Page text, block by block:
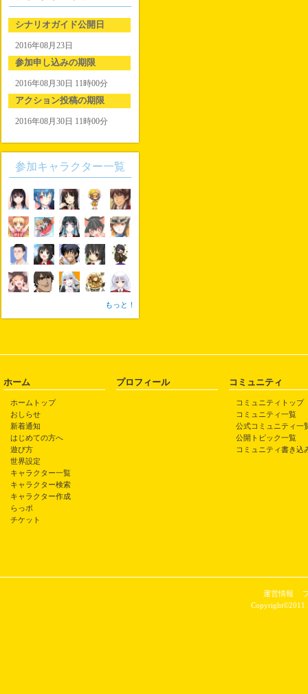
シナリオガイド公開日
2016年08月23日
参加申し込みの期限
2016年08月30日 11時00分
アクション投稿の期限
2016年08月30日 11時00分
参加キャラクター一覧
もっと！
ホーム
ホームトップ
おしらせ
新着通知
はじめての方へ
遊び方
世界設定
キャラクター一覧
キャラクター検索
キャラクター作成
らっポ
チケット
プロフィール コミュニティ
コミュニティトップ
コミュニティ一覧
公式コミュニティ一
公開トピック一覧
コミュニティ書き込
運営情報
Copyright©2011